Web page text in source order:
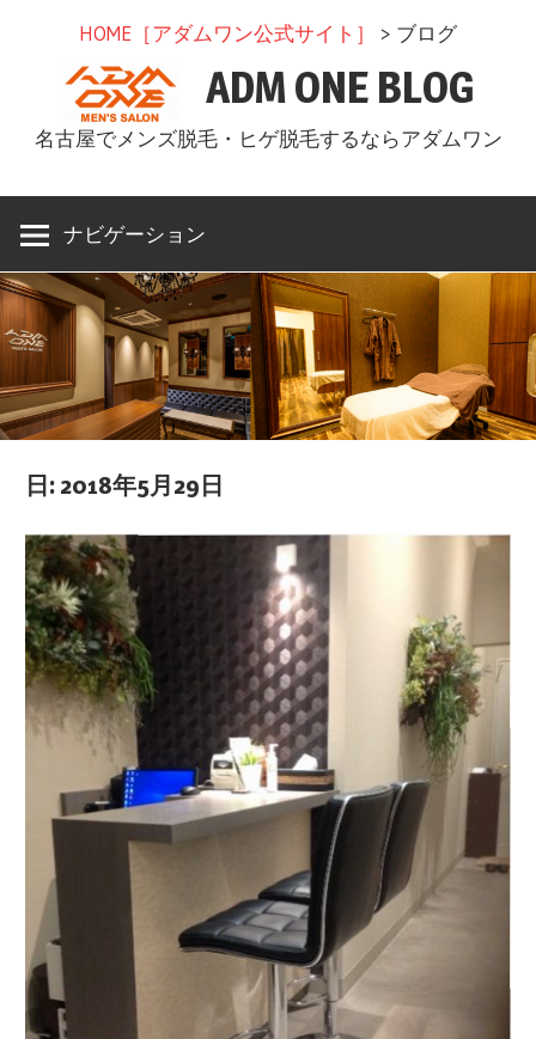
へ
ッ
プ
HOME［アダムワン公式サイト］ > ブログ
ADM ONE BLOG
名古屋でメンズ脱毛・ヒゲ脱毛するならアダムワン
ナビゲーション
日: 2018年5月29日